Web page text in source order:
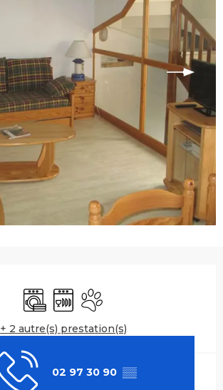
Lave lingeLave vaisselle
Animaux acceptés
+ 2 autre(s) prestation(s)
02 97 30 90 ▒▒